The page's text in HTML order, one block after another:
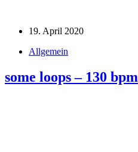
19. April 2020
Allgemein
some loops – 130 bpm